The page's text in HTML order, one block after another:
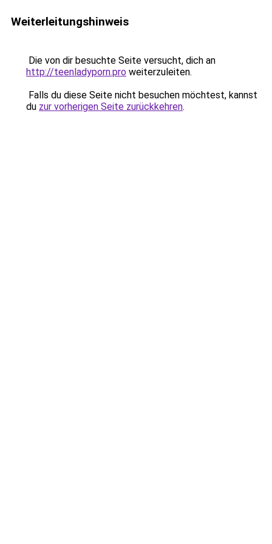
Weiterleitungshinweis
Die von dir besuchte Seite versucht, dich an
http://teenladyporn.pro weiterzuleiten.
Falls du diese Seite nicht besuchen möchtest, kannst
du zur vorherigen Seite zurückkehren.